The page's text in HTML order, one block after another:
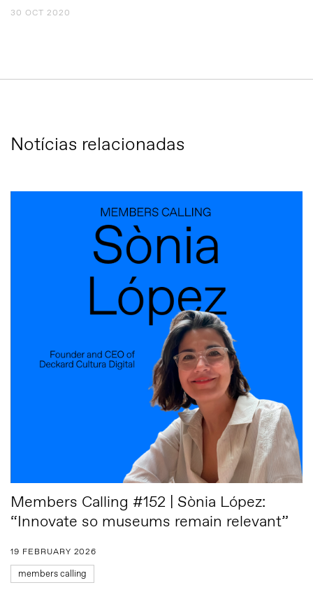
30 OCT 2020
Notícias relacionadas
Members Calling #152 | Sònia López:
“Innovate so museums remain relevant”
19 FEBRUARY 2026
members calling